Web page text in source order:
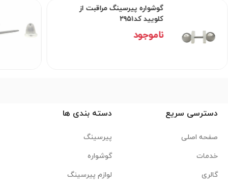
گوشواره پیرسینگ مراقبت از
کلویید کد۲۹۵۱
ناموجود
دسترسی سریع
صفحه اصلی
خدمات
گالری
دسته بندی ها
پیرسینگ
گوشواره
لوازم پیرسینگ